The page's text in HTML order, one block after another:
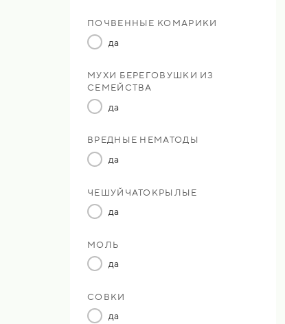
ПОЧВЕННЫЕ КОМАРИКИ
да
МУХИ БЕРЕГОВУШКИ ИЗ
СЕМЕЙСТВА
да
ВРЕДНЫЕ НЕМАТОДЫ
да
ЧЕШУЙЧАТОКРЫЛЫЕ
да
МОЛЬ
да
СОВКИ
да